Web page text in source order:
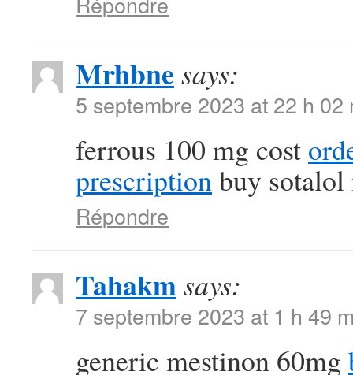
Mrhbne says:
5 septembre 2023 at 22 h 02
ferrous 100 mg cost
prescriptionbuy
Répondre
Tahakmsays:
7 septembre 2023 at 1 h 49
generic mestinon 60mg